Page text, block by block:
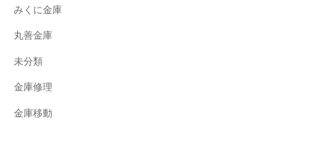
みくに金庫
丸善金庫
未分類
金庫修理
金庫移動